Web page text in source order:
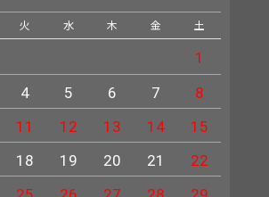
火 水 木 金 土
1
4 5 6 7
8
11 12 13 14
15
18 19 20 21
22